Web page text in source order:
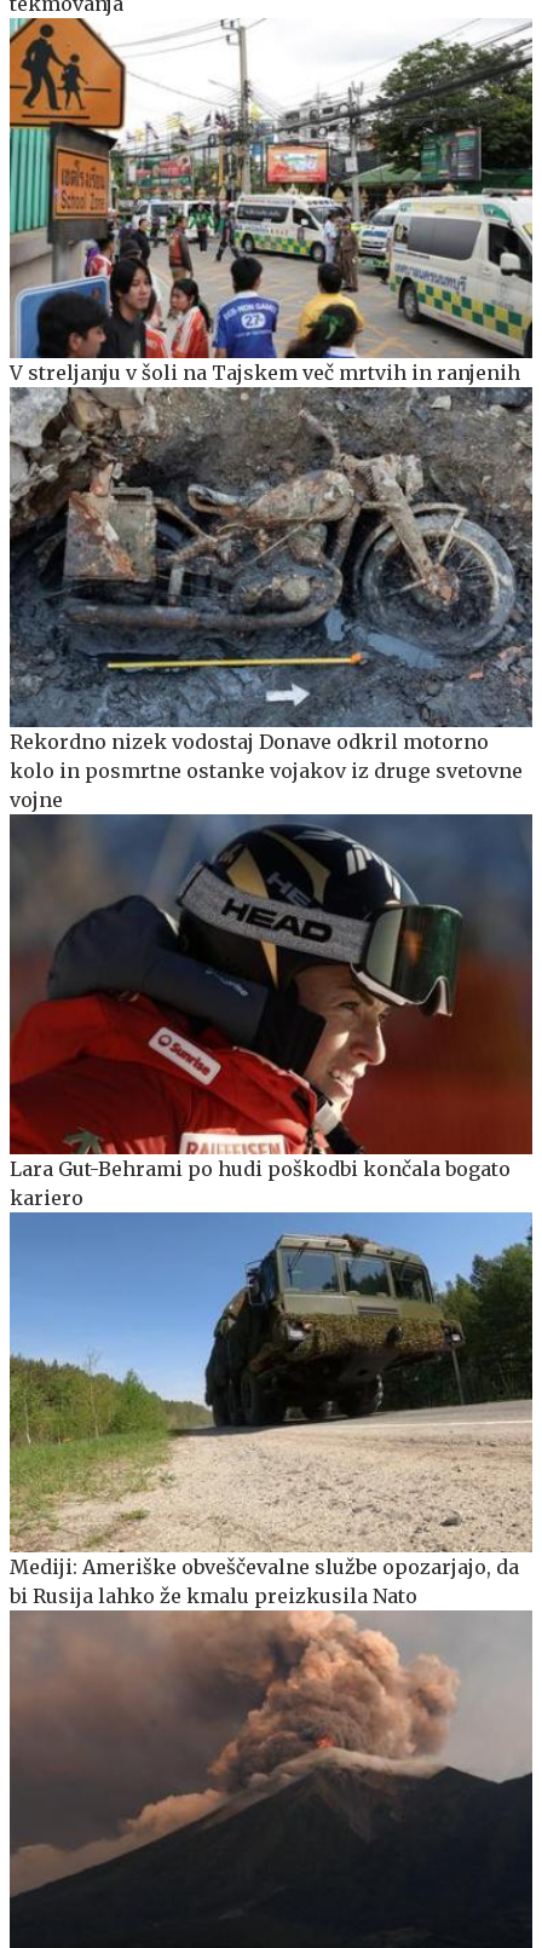
V streljanju v šoli na Tajskem več mrtvih in ranjenih
Rekordno nizek vodostaj Donave odkril motorno
kolo in posmrtne ostanke vojakov iz druge svetovne
vojne
Lara Gut-Behrami po hudi poškodbi končala bogato
kariero
Mediji: Ameriške obveščevalne službe opozarjajo, da
bi Rusija lahko že kmalu preizkusila Nato